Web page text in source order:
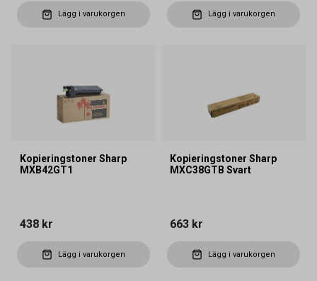
Lägg i varukorgen Lägg i varukorgen
Kopieringstoner Sharp
MXB42GT1
438 kr
Lägg i varukorgen
Kopieringstoner Sharp
MXC38GTB Svart
663 kr
Lägg i varukorgen